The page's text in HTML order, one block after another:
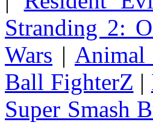
Stranding 2:
Wars | Animal
Ball FighterZ |
Super Smash